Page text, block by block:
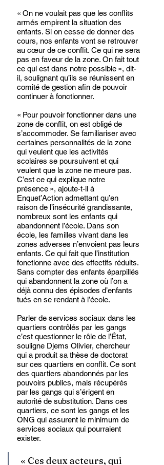
« On ne voulait pas que les conflits
armés empirent la situation des
enfants. Si on cesse de donner des
cours, nos enfants vont se retrouver
au cœur de ce conflit. Ce qui ne sera
pas en faveur de la zone. On fait tout
ce qui est dans notre possible », dit-
il, soulignant qu’ils se réunissent en
comité de gestion afin de pouvoir
continuer à fonctionner.
« Pour pouvoir fonctionner dans une
zone de conflit, on est obligé de
s’accommoder. Se familiariser avec
certaines personnalités de la zone
qui veulent que les activités
scolaires se poursuivent et qui
veulent que la zone ne meure pas.
C’est ce qui explique notre
présence », ajoute-t-il à
Enquet’Action admettant qu’en
raison de l’insécurité grandissante,
nombreux sont les enfants qui
abandonnent l’école. Dans son
école, les familles vivant dans les
zones adverses n’envoient pas leurs
enfants. Ce qui fait que l’institution
fonctionne avec des effectifs réduits.
Sans compter des enfants éparpillés
qui abandonnent la zone où l’on a
déjà connu des épisodes d’enfants
tués en se rendant à l’école.
Parler de services sociaux dans les
quartiers contrôlés par les gangs
c’est questionner le rôle de l’État,
souligne Djems Olivier, chercheur
qui a produit sa thèse de doctorat
sur ces quartiers en conflit. Ce sont
des quartiers abandonnés par les
pouvoirs publics, mais récupérés
par les gangs qui s’érigent en
autorité de substitution. Dans ces
quartiers, ce sont les gangs et les
ONG qui assurent le minimum de
services sociaux qui pourraient
exister.